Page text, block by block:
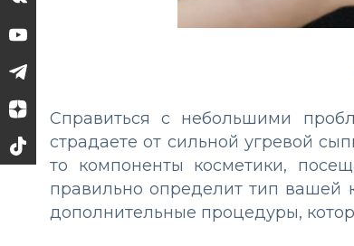
Справиться с небольшими
страдаете от сильной угревой
то компоненты косметики,
правильно определит тип вашей
дополнительные процедуры,